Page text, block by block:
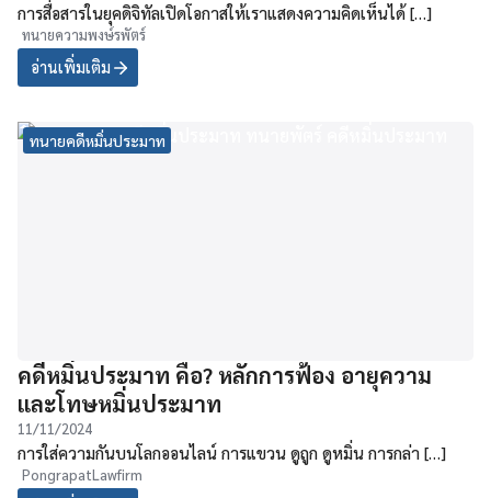
การสื่อสารในยุคดิจิทัลเปิดโอกาสให้เราแสดงความคิดเห็นได้ […]
ทนายความพงษ์รพัตร์
อ่านเพิ่มเติม
ทนายคดีหมิ่นประมาท
คดีหมิ่นประมาท คือ? หลักการฟ้อง อายุความ
และโทษหมิ่นประมาท
11/11/2024
การใส่ความกันบนโลกออนไลน์ การแขวน ดูถูก ดูหมิ่น การกล่า […]
PongrapatLawfirm